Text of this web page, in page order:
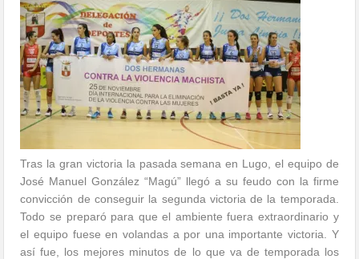
Tras la gran victoria la pasada semana en Lugo, el equipo de
José Manuel González “Magú” llegó a su feudo con la firme
convicción de conseguir la segunda victoria de la temporada.
Todo se preparó para que el ambiente fuera extraordinario y
el equipo fuese en volandas a por una importante victoria. Y
así fue, los mejores minutos de lo que va de temporada los